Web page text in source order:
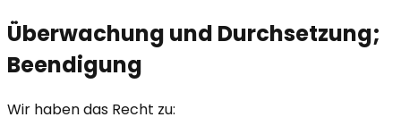
Überwachung und Durchsetzung;
Beendigung
Wir haben das Recht zu: